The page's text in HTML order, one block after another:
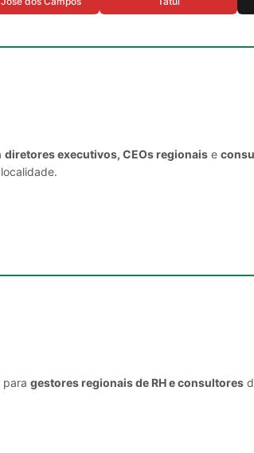
diretores executivos, CEOs regionais e
para gestores regionais de RH e consultores